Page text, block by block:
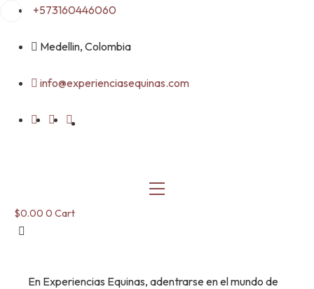
Skip
content
+573160446060
Medellin, Colombia
info@experienciasequinas.com
$0.00 0 Cart
En Experiencias Equinas, adentrarse en el mundo de